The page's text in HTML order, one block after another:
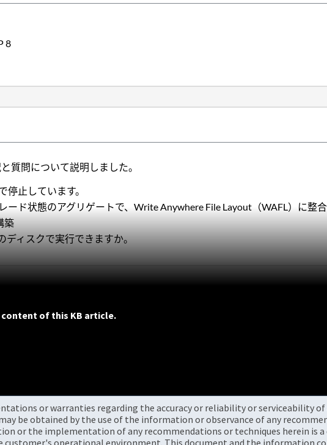
8
質問について説明しました。
停止しています。
ード状態のアグリゲートで、Write Anywhere File Layout（WAFL）に整合
築
ディスクで実行できますか。
of this KB article.
or warranties regarding the accuracy or reliability or serviceability
be obtained by the use of the information or observance of any
or the implementation of any recommendations or techniques herein is
operational environment. This document and the information